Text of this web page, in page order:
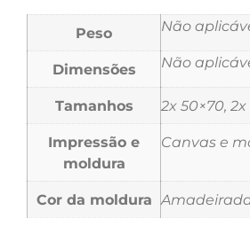
Peso Não
Dimensões Não
Tamanhos 2x 50×70,
Impressão e
moldura
Canvas e
Cor da moldura